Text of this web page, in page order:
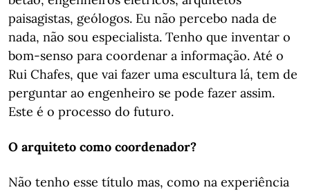
paisagistas, geólogos. Eu não percebo nada de
nada, não sou especialista. Tenho que inventar o
bom-senso para coordenar a informação. Até o
Rui Chafes, que vai fazer uma escultura lá, tem de
perguntar ao engenheiro se pode fazer assim.
Este é o processo do futuro.
O arquiteto como coordenador?
Não tenho esse título mas, como na experiência